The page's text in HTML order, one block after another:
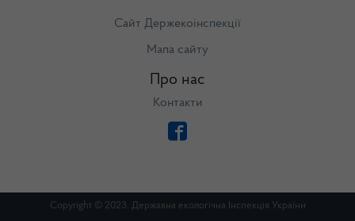
Сайт Держекоінспекції
Мапа сайту
Про нас
Контакти
Copyright © 2023. Державна екологічна Інспекція України